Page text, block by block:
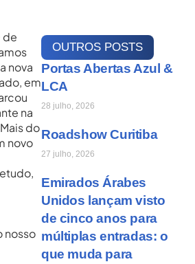
de
nova
em
na
do
novo
nosso
OUTROS POSTS
Portas Abertas Azul &
LCA
28 julho, 2026
Roadshow Curitiba
27 julho, 2026
Emirados Árabes
Unidos lançam visto
de cinco anos para
múltiplas entradas: o
que muda para